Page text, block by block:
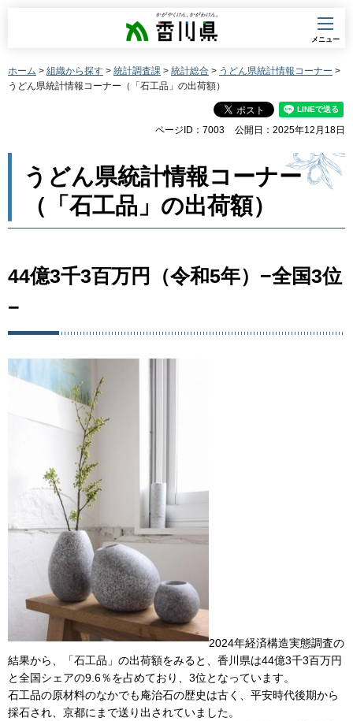
香川県
メニュー
ホーム > 組織から探す > 統計調査課 > 統計総合 > うどん県統計情報コーナー >
うどん県統計情報コーナー（「石工品」の出荷額）
ページID：7003 公開日：2025年12月18日
うどん県統計情報コーナー
（「石工品」の出荷額）
44億3千3百万円（令和5年）−全国3位
−
2024年経済構造実態調査の
結果から、「石工品」の出荷額をみると、香川県は44億3千3百万円
と全国シェアの9.6％を占めており、3位となっています。
石工品の原材料のなかでも庵治石の歴史は古く、平安時代後期から
採石され、京都にまで送り出されていました。